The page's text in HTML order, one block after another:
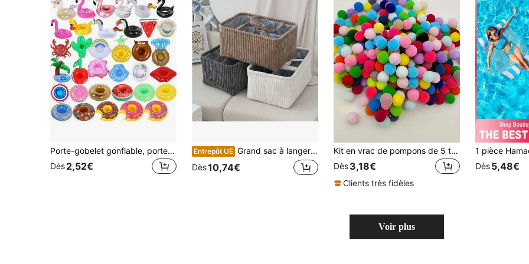
Porte-gobelet gonflable, porte-gobelet de piscine gonflable, dessous de verre gonflable, dessous de verre flottant de diverses formes, convient pour la piscine, la plage, les vacances, les cadeaux de fête, les cadeaux pour la famille et les amis, le mariage/enterrement de vie de garçon, la décoration de piscine, accessoires essentiels pour la piscine d'été
Dès2,52€
Entrepôt UE Grand sac à langer avec compartiments, sac organisateur pour mamans pour les couches et les lingettes humides (couleur de tissu intérieur aléatoire)
Dès10,74€
Kit en vrac de pompons de 5 tailles : 100/200/300/500/1000 pièces pour grands projets, activités familiales et projets de décoration intérieure (0,8 cm 1 yard 1,5 cm 2 cm 2,5 cm 3 cm assortis)
Dès3,18€
Clients très fidèles
Dès5,48€
Voir plus